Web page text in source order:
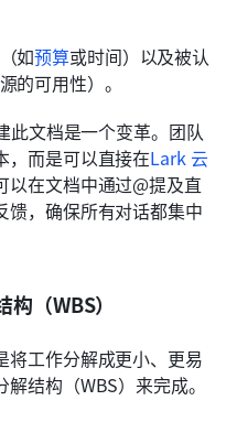
如预算或时间）以及被认
的可用性）。
此文档是一个变革。团队
，而是可以直接在Lark 云
以在文档中通过@提及直
馈，确保所有对话都集中
（WBS）
将工作分解成更小、更易
结构（WBS）来完成。